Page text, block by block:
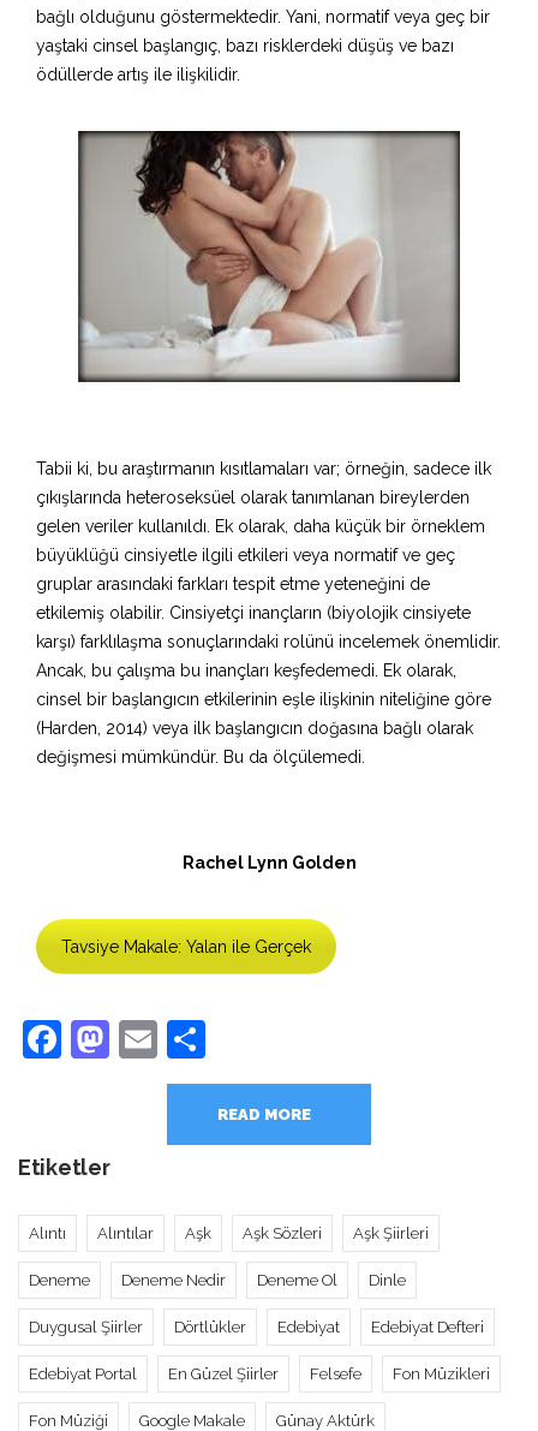
bağlı olduğunu göstermektedir. Yani, normatif veya geç bir
yaştaki cinsel başlangıç, bazı risklerdeki düşüş ve bazı
ödüllerde artış ile ilişkilidir.
Tabii ki, bu araştırmanın kısıtlamaları var; örneğin, sadece ilk
çıkışlarında heteroseksüel olarak tanımlanan bireylerden
gelen veriler kullanıldı. Ek olarak, daha küçük bir örneklem
büyüklüğü cinsiyetle ilgili etkileri veya normatif ve geç
gruplar arasındaki farkları tespit etme yeteneğini de
etkilemiş olabilir. Cinsiyetçi inançların (biyolojik cinsiyete
karşı) farklılaşma sonuçlarındaki rolünü incelemek önemlidir.
Ancak, bu çalışma bu inançları keşfedemedi. Ek olarak,
cinsel bir başlangıcın etkilerinin eşle ilişkinin niteliğine göre
(Harden, 2014) veya ilk başlangıcın doğasına bağlı olarak
değişmesi mümkündür. Bu da ölçülemedi.
Rachel Lynn Golden
Tavsiye Makale: Yalan ile Gerçek
Facebook
Mastodon
Email
READ MORE
Etiketler
Alıntı Alıntılar Aşk Aşk Sözleri Aşk Şiirleri
Deneme Deneme Nedir Deneme Ol Dinle
Duygusal Şiirler Dörtlükler Edebiyat Edebiyat Defteri
Edebiyat Portal En Güzel Şiirler Felsefe Fon Müzikleri
Fon Müziği Google Makale Günay Aktürk